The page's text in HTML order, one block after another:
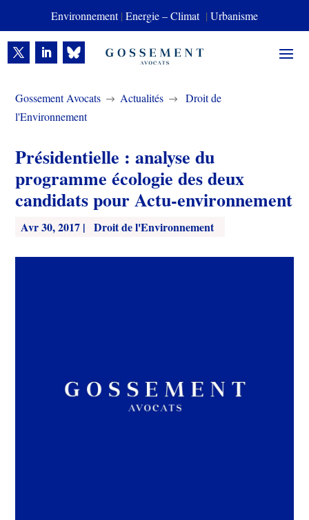
Environnement| Energie – Climat | Urbanisme
Gossement Avocats $ Actualités $
Droit de
l'Environnement
Présidentielle : analyse du
programme écologie des deux
candidats pour Actu-environnement
Avr 30, 2017 | Droit de l'Environnement